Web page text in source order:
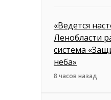
«Ведется
Ленобласти
система
неба»
8 часов назад